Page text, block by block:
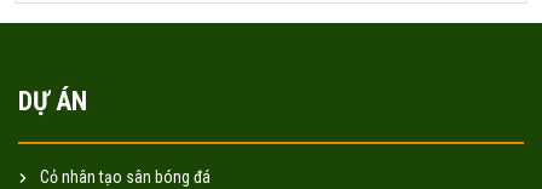
DỰ ÁN
Cỏ nhân tạo sân bóng đá